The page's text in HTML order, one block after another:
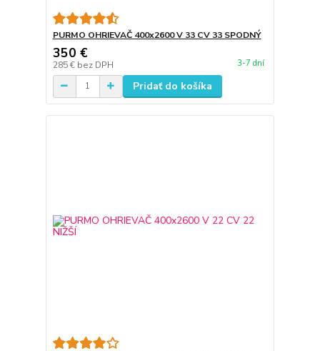
PURMO OHRIEVAČ 400x2600 V 33 CV 33 SPODNÝ
350 €
285 € bez DPH 3-7 dní
Pridať do košíka